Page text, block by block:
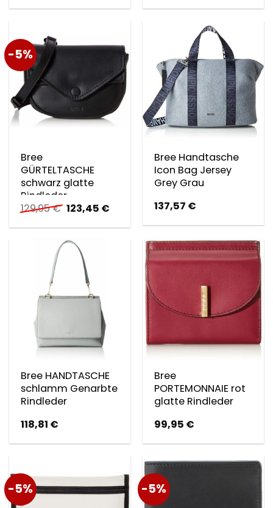
war: ist: war: ist:
-5%
Bree
GÜRTELTASCHE
schwarz glatte
Rindleder
129,95€ Ursprünglicher
Preis
war:
129,95 €
123,45 €
ist:
123,45 €.
Bree Handtasche
Icon Bag Jersey
Grey Grau
137,57 €
Bree HANDTASCHE
schlamm Genarbte
Rindleder
118,81 €
Bree
PORTEMONNAIE rot
glatte Rindleder
99,95 €
-5% -5%